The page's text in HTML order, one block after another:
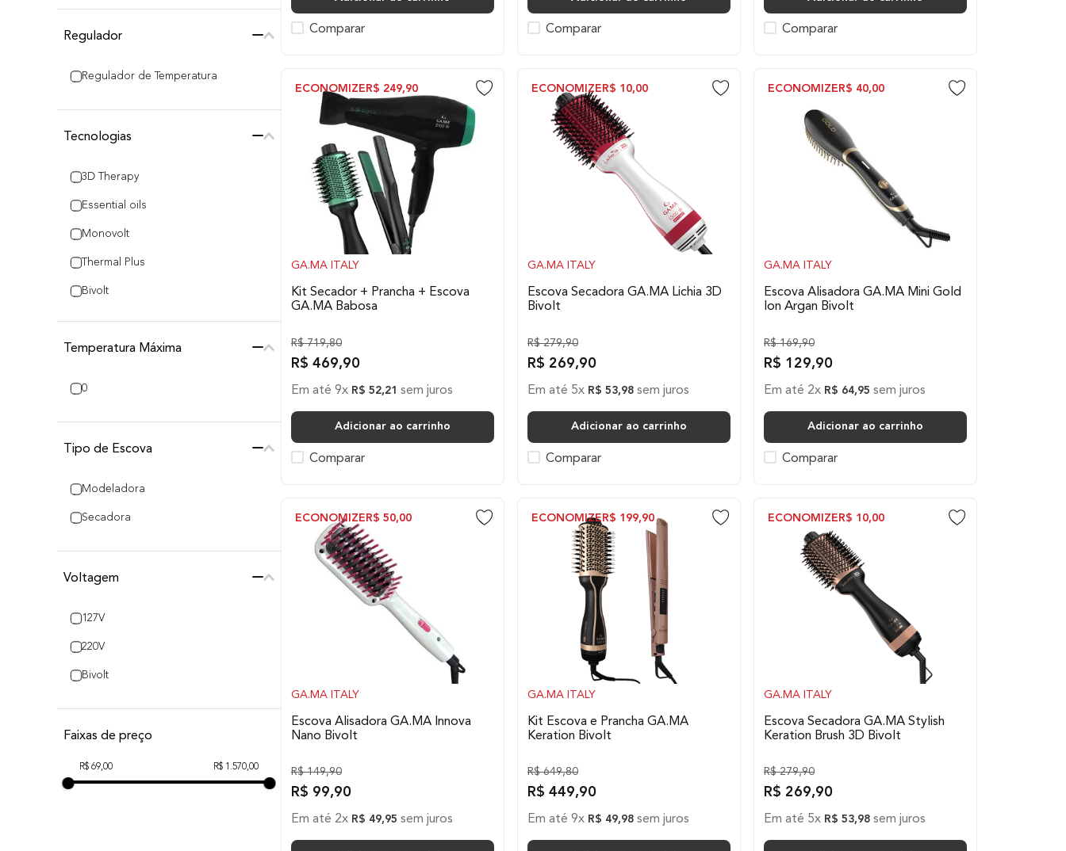
Regulador
Regulador de Temperatura
Tecnologias
3D Therapy
Essential oils
Monovolt
Thermal Plus
Bivolt
Tourmaline Ion
Nano Silver
Temperatura Máxima
0
Tipo de Escova
Modeladora
Secadora
Voltagem
127V
220V
Bivolt
Faixas de preço
R$ 69,00 R$ 1.570,00
Comparar Comparar Comparar
GA.MA ITALY
Kit Secador + Prancha + Escova
GA.MA Babosa
R$ 719,80
R$ 469,90
ECONOMIZER$ 249,90
Em até 9x R$ 52,21 sem juros
Adicionar ao carrinho
Comparar
GA.MA ITALY
Escova Secadora GA.MA Lichia 3D
Bivolt
R$ 279,90
R$ 269,90
ECONOMIZER$ 10,00
Em até 5x R$ 53,98 sem juros
Adicionar ao carrinho
Comparar
GA.MA ITALY
Escova Alisadora GA.MA Mini Gold
Ion Argan Bivolt
R$ 169,90
R$ 129,90
ECONOMIZER$ 40,00
Em até 2x R$ 64,95 sem juros
Adicionar ao carrinho
Comparar
GA.MA ITALY
Escova Alisadora GA.MA Innova
Nano Bivolt
R$ 149,90
R$ 99,90
ECONOMIZER$ 50,00
Em até 2x R$ 49,95 sem juros
GA.MA ITALY
Kit Escova e Prancha GA.MA
Keration Bivolt
R$ 649,80
R$ 449,90
ECONOMIZER$ 199,90
Em até 9x R$ 49,98 sem juros
GA.MA ITALY
Escova Secadora GA.MA Stylish
Keration Brush 3D Bivolt
R$ 279,90
R$ 269,90
ECONOMIZER$ 10,00
Em até 5x R$ 53,98 sem juros